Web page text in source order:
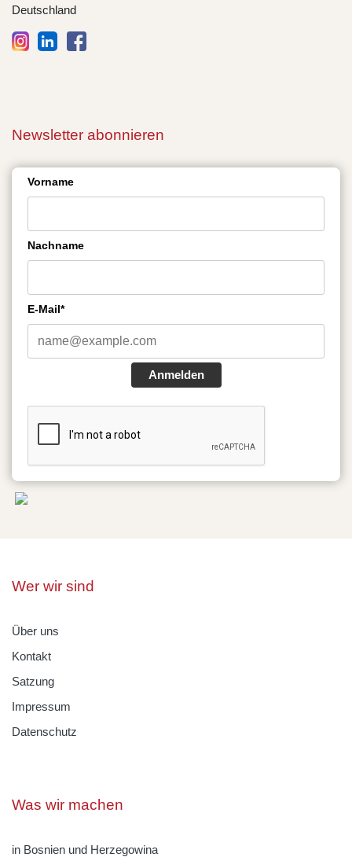
Deutschland
Newsletter abonnieren
Vorname
Nachname
E-Mail*
Anmelden
Wer wir sind
Über uns
Kontakt
Satzung
Impressum
Datenschutz
Was wir machen
in Bosnien und Herzegowina